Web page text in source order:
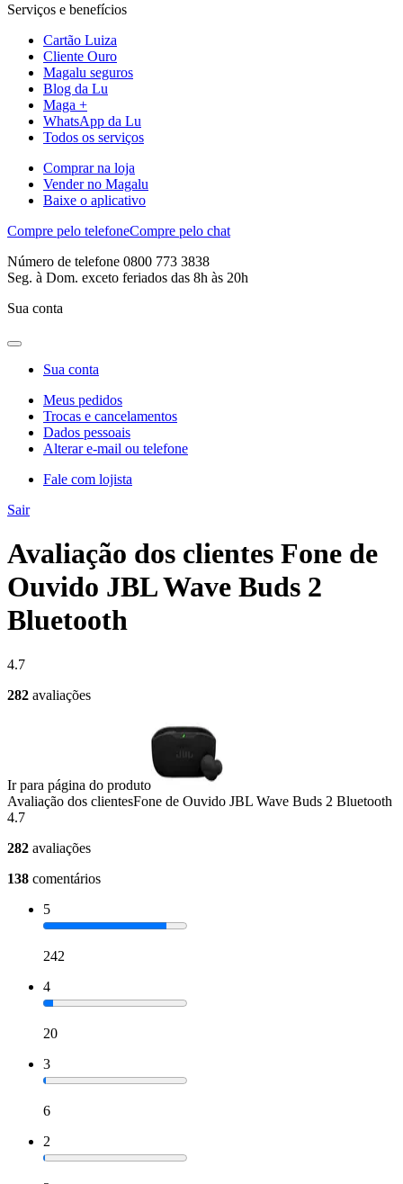
Serviços e benefícios
Cartão Luiza
Cliente Ouro
Magalu seguros
Blog da Lu
Maga +
WhatsApp da Lu
Todos os serviços
Comprar na loja
Vender no Magalu
Baixe o aplicativo
Compre pelo telefoneCompre pelo chat
Número de telefone 0800 773 3838
Seg. à Dom. exceto feriados das 8h às 20h
Sua conta
Sua conta
Meus pedidos
Trocas e cancelamentos
Dados pessoais
Alterar e-mail ou telefone
Fale com lojista
Sair
Avaliação dos clientes Fone de
Ouvido JBL Wave Buds 2
Bluetooth
4.7
282 avaliações
Ir para página do produto
Avaliação dos clientesFone de Ouvido JBL Wave Buds 2 Bluetooth
4.7
282 avaliações
138 comentários
5
242
4
20
3
6
2